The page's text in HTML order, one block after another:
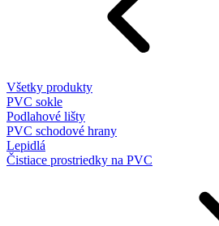
Všetky produkty
PVC sokle
Podlahové lišty
PVC schodové hrany
Lepidlá
Čistiace prostriedky na PVC